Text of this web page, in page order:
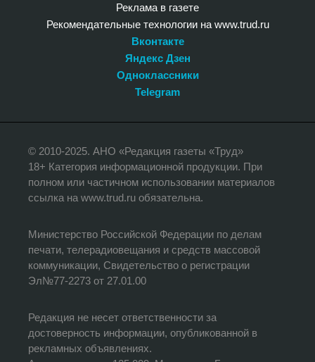
Реклама в газете
Рекомендательные технологии на www.trud.ru
Вконтакте
Яндекс Дзен
Одноклассники
Telegram
© 2010-2025. АНО «Редакция газеты «Труд»
18+ Категория информационной продукции. При
полном или частичном использовании материалов
ссылка на www.trud.ru обязательна.
Министерство Российской Федерации по делам
печати, телерадиовещания и средств массовой
коммуникации, Свидетельство о регистрации
Эл№77-2273 от 27.01.00
Редакция не несет ответственности за
достоверность информации, опубликованной в
рекламных объявлениях.